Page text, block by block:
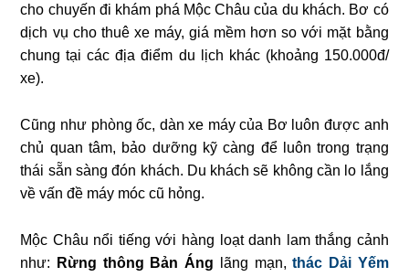
cho chuyến đi khám phá Mộc Châu của du khách. Bơ có
dịch vụ cho thuê xe máy, giá mềm hơn so với mặt bằng
chung tại các địa điểm du lịch khác (khoảng 150.000đ/
xe).
Cũng như phòng ốc, dàn xe máy của Bơ luôn được anh
chủ quan tâm, bảo dưỡng kỹ càng để luôn trong trạng
thái sẵn sàng đón khách. Du khách sẽ không cần lo lắng
về vấn đề máy móc cũ hỏng.
Mộc Châu nổi tiếng với hàng loạt danh lam thắng cảnh
như:
Rừng thông Bản Áng lãng mạn,thác Dải Yếm